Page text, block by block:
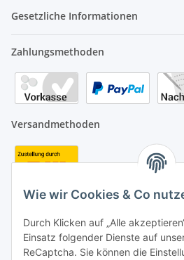
Wie wir Cookies & Co
Durch Klicken auf „Alle
Einsatz folgender Dienste auf
ReCaptcha. Sie können die
Gesetzliche Informationen
Zahlungsmethoden
Versandmethoden
Kontakt
Bosch Car Service / Diesel Center
Inhaber: Ralf Witzel